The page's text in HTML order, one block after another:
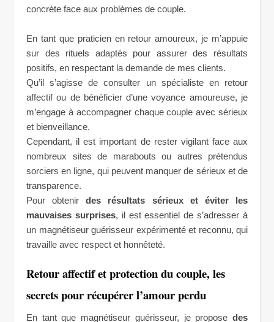
concrète face aux problèmes de couple.
En tant que praticien en retour amoureux, je m’appuie
sur des rituels adaptés pour assurer des résultats
positifs, en respectant la demande de mes clients.
Qu’il s’agisse de consulter un spécialiste en retour
affectif ou de bénéficier d’une voyance amoureuse, je
m’engage à accompagner chaque couple avec sérieux
et bienveillance.
Cependant, il est important de rester vigilant face aux
nombreux sites de marabouts ou autres prétendus
sorciers en ligne, qui peuvent manquer de sérieux et de
transparence.
Pour obtenirdes résultats sérieux et éviter les
mauvaises surprises, il est essentiel de s’adresser à
un magnétiseur guérisseur expérimenté et reconnu, qui
travaille avec respect et honnêteté.
Retour affectif et protection du couple, les
secrets pour récupérer l’amour perdu
En tant que magnétiseur guérisseur, je propose des